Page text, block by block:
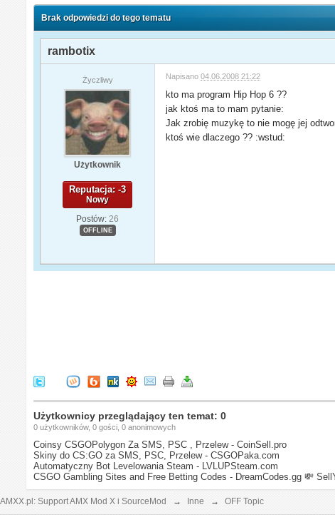
Brak odpowiedzi do tego tematu
rambotix
Życzliwy
Użytkownik
Reputacja: -3
Nowy
Postów: 26
OFFLINE
Napisano04.06.2008 21:22
kto ma program Hip Hop 6 ??
jak ktoś ma to mam pytanie:
Jak zrobię muzykę to nie mogę jej
ktoś wie dlaczego ?? :wstud:
Użytkownicy przeglądający ten temat: 0
0 użytkowników, 0 gości, 0 anonimowych
Coinsy CSGOPolygon Za SMS, PSC , Przelew - CoinSell.pro
Skiny do CS:GO za SMS, PSC, Przelew - CSGOPaka.com
Automatyczny Bot Levelowania Steam - LVLUPSteam.com
CSGO Gambling Sites and Free Betting Codes - DreamCodes.gg 💸
AMXX.pl: Support AMX Mod X i SourceMod → Inne → OFF Topic